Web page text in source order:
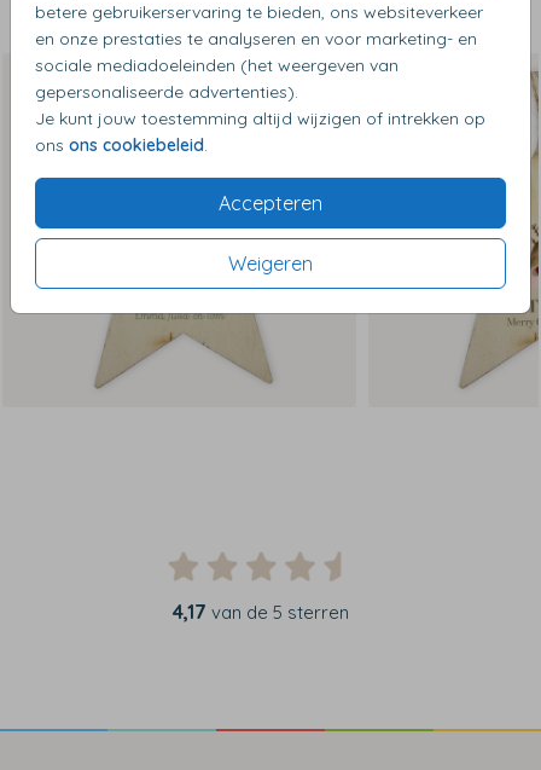
betere gebruikerservaring te bieden, ons websiteverkeer
en onze prestaties te analyseren en voor marketing- en
sociale mediadoeleinden (het weergeven van
gepersonaliseerde advertenties).
Je kunt jouw toestemming altijd wijzigen of intrekken op
ons ons cookiebeleid.
Accepteren
Weigeren
Dit vind je misschien ook leuk
4,17 van de 5 sterren